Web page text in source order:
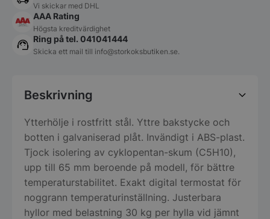
Vi skickar med DHL
AAA Rating
Högsta kreditvärdighet
Ring på tel. 041041444
Skicka ett mail till info@storkoksbutiken.se.
Beskrivning
Ytterhölje i rostfritt stål. Yttre bakstycke och
botten i galvaniserad plåt. Invändigt i ABS-plast.
Tjock isolering av cyklopentan-skum (C5H10),
upp till 65 mm beroende på modell, för bättre
temperaturstabilitet. Exakt digital termostat för
noggrann temperaturinställning. Justerbara
hyllor med belastning 30 kg per hylla vid jämnt